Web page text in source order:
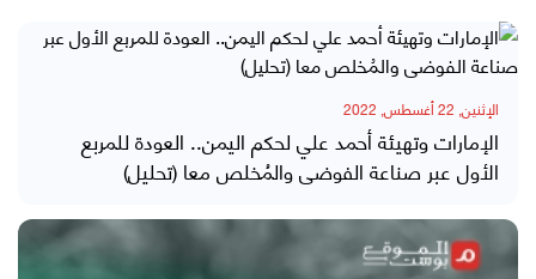
الإثنين, 22 أغسطس, 2022
الإمارات وتهيئة أحمد علي لحكم اليمن.. العودة للمربع
الأول عبر صناعة الفوضى والمُخلص معا (تحليل)